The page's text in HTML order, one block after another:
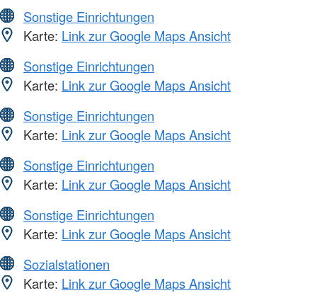
Sonstige Einrichtungen
Karte: Link zur Google Maps Ansicht
Sonstige Einrichtungen
Karte: Link zur Google Maps Ansicht
Sonstige Einrichtungen
Karte: Link zur Google Maps Ansicht
Sonstige Einrichtungen
Karte: Link zur Google Maps Ansicht
Sonstige Einrichtungen
Karte: Link zur Google Maps Ansicht
Sozialstationen
Karte: Link zur Google Maps Ansicht